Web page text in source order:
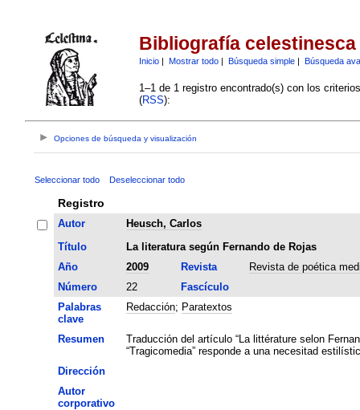
Bibliografía celestinesca
Inicio| Mostrar todo| Búsqueda simple| Búsqueda
1–1 de 1 registro encontrado(s) con los
(RSS):
Opciones de búsqueda y visualización
Seleccionar todo Deseleccionar todo
Registro
Autor
Heusch, Carlos
Título
La literatura según Fernando de Rojas
Año
2009 Revista
Revista de poética
Número
22
Fascículo
Palabras
clave
Redacción; Paratextos
Resumen
Traducción del artículo “La littérature selon
“Tragicomedia” responde a una necesitad
Dirección
Autor
corporativo